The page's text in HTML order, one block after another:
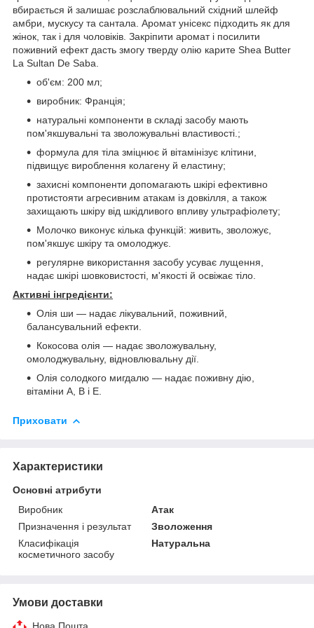
вбирається й залишає розслаблювальний східний шлейф
амбри, мускусу та сантала. Аромат унісекс підходить як для
жінок, так і для чоловіків. Закріпити аромат і посилити
поживний ефект дасть змогу тверду олію карите Shea Butter
La Sultan De Saba.
об'єм: 200 мл;
виробник: Франція;
натуральні компоненти в складі засобу мають
пом'якшувальні та зволожувальні властивості.;
формула для тіла зміцнює й вітамінізує клітини,
підвищує вироблення колагену й еластину;
захисні компоненти допомагають шкірі ефективно
протистояти агресивним атакам із довкілля, а також
захищають шкіру від шкідливого впливу ультрафіолету;
Молочко виконує кілька функцій: живить, зволожує,
пом'якшує шкіру та омолоджує.
регулярне використання засобу усуває лущення,
надає шкірі шовковистості, м'якості й освіжає тіло.
Активні інгредієнти:
Олія ши — надає лікувальний, поживний,
балансувальний ефекти.
Кокосова олія — надає зволожувальну,
омолоджувальну, відновлювальну дії.
Олія солодкого мигдалю — надає поживну дію,
вітаміни А, В і Е.
Приховати
Характеристики
Основні атрибути
Виробник
Атак
Призначення і результат
Зволоження
Класифікація
косметичного засобу
Натуральна
Умови доставки
Нова Пошта